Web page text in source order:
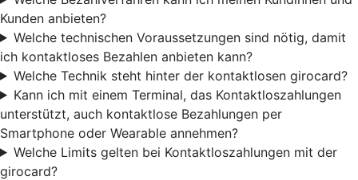
Kunden anbieten?
Welche technischen Voraussetzungen sind nötig, damit
ich kontaktloses Bezahlen anbieten kann?
Welche Technik steht hinter der kontaktlosen girocard?
Kann ich mit einem Terminal, das Kontaktloszahlungen
unterstützt, auch kontaktlose Bezahlungen per
Smartphone oder Wearable annehmen?
Welche Limits gelten bei Kontaktloszahlungen mit der
girocard?